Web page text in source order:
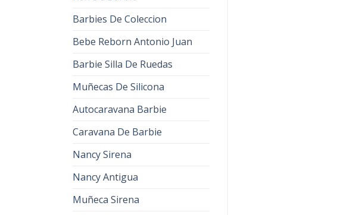
Barbies De Coleccion
Bebe Reborn Antonio Juan
Barbie Silla De Ruedas
Muñecas De Silicona
Autocaravana Barbie
Caravana De Barbie
Nancy Sirena
Nancy Antigua
Muñeca Sirena